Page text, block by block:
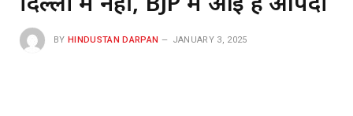
BY HINDUSTAN DARPAN JANUARY 3, 2025